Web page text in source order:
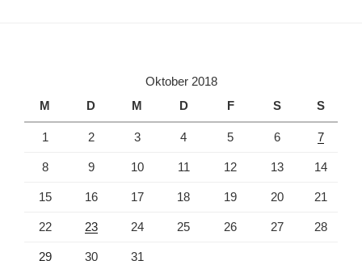
Oktober 2018
M
D M D F S S
1 2 3 4 5 6 7
8 9 10 11 12 13 14
15 16 17 18 19 20 21
22 23 24 25 26 27 28
29 30 31